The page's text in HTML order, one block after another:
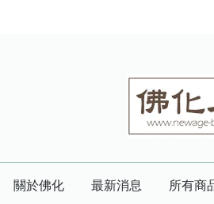
關於佛化 最新消息 所有商